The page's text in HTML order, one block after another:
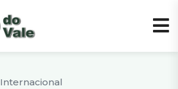
Internacional